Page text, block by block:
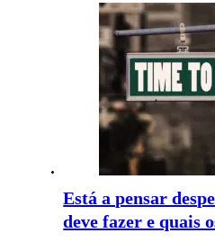
Está a pensar
deve fazer e quais